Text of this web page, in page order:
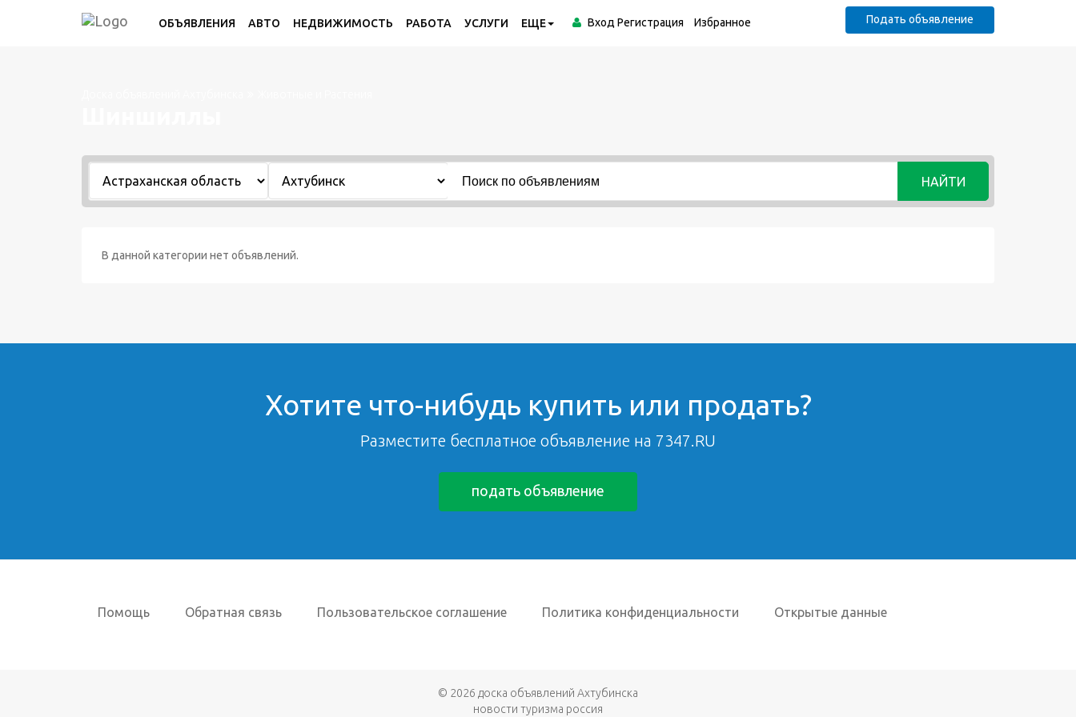
ОБЪЯВЛЕНИЯ АВТО НЕДВИЖИМОСТЬ РАБОТА УСЛУГИ ЕЩЕ Вход Регистрация Избранное Подать объявление
НАЙТИ
В данной категории нет объявлений.
Хотите что-нибудь купить или продать?
Разместите бесплатное объявление на 7347.RU
подать объявление
Помощь Обратная связь Пользовательское соглашение Политика конфиденциальности Открытые данные
© 2026 доска объявлений Ахтубинска
новости туризма россия